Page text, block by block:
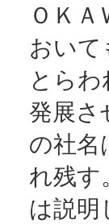
ＯＫ
おいて
とら
発展さ
の社名
れ残す
は説明